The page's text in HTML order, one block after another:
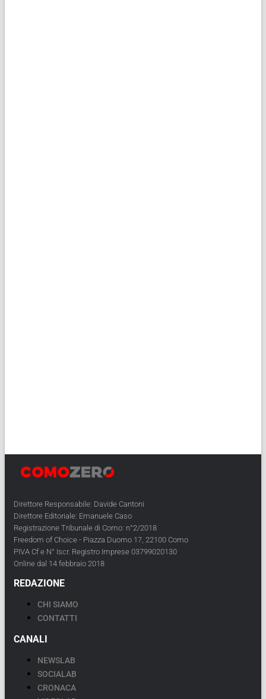
Direttore Responsabile: Davide Cantoni
Direttore Editoriale: Emanuele Caso
Registrazione Tribunale di Como: n°2/2018
Freedom of Choice - Piazza Duomo 17, 22100 Como
PIVA Cf e N° Iscr. Registro Imprese 03799020130
Online dal 14 febbraio 2018
REDAZIONE
CHI SIAMO
CONTATTI
CANALI
NEWSLAB
SOCIALAB
CRONACA